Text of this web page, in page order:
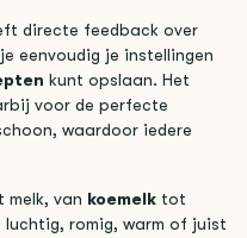
directe feedback over
eenvoudig je instellingen
kunt opslaan. Het
voor de perfecte
waardoor iedere
melk, van koemelk tot
romig, warm of juist